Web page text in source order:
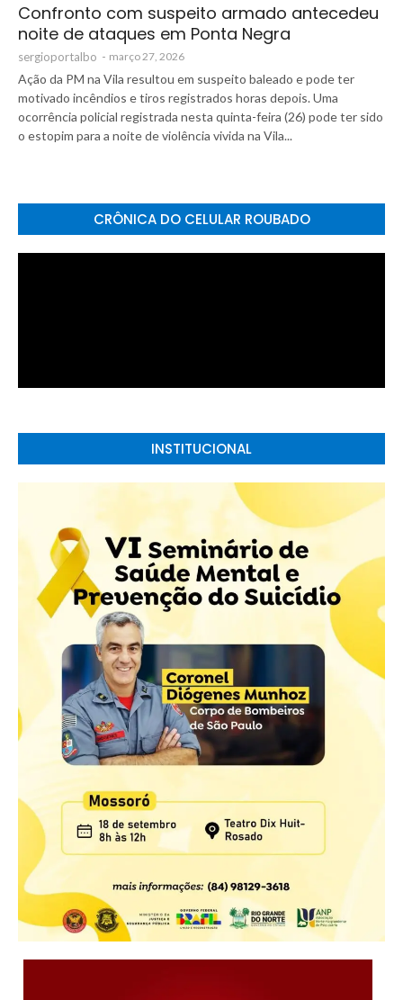
Confronto com suspeito armado antecedeu
noite de ataques em Ponta Negra
sergioportalbo - março 27, 2026
Ação da PM na Vila resultou em suspeito baleado e pode ter
motivado incêndios e tiros registrados horas depois. Uma
ocorrência policial registrada nesta quinta-feira (26) pode ter sido
o estopim para a noite de violência vivida na Vila...
CRÔNICA DO CELULAR ROUBADO
INSTITUCIONAL